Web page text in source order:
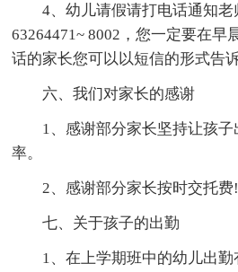
4、幼儿请假请打电话通知
63264471~ 8002，您一定要在早
话的家长您可以以短信的形式告
六、我们对家长的感谢
1、感谢部分家长坚持让孩
率。
2、感谢部分家长按时交托费!
七、关于孩子的出勤
1、在上学期班中的幼儿出